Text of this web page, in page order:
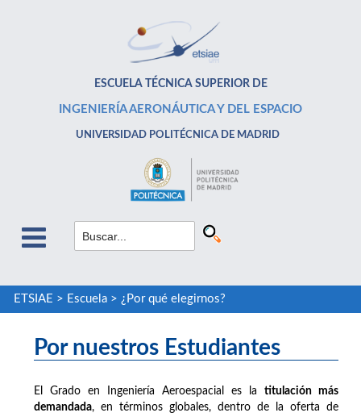
ESCUELA TÉCNICA SUPERIOR DE
INGENIERÍA AERONÁUTICA Y DEL ESPACIO
UNIVERSIDAD POLITÉCNICA DE MADRID
ETSIAE > Escuela> ¿Por qué elegirnos?
Por nuestros Estudiantes
El Grado en Ingeniería Aeroespacial es la titulación más
demandada, en términos globales, dentro de la oferta de